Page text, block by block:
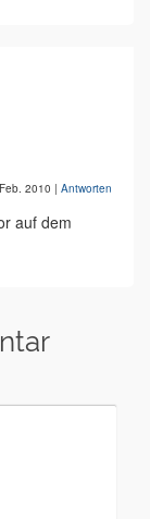
2010 | Antworten
auf dem